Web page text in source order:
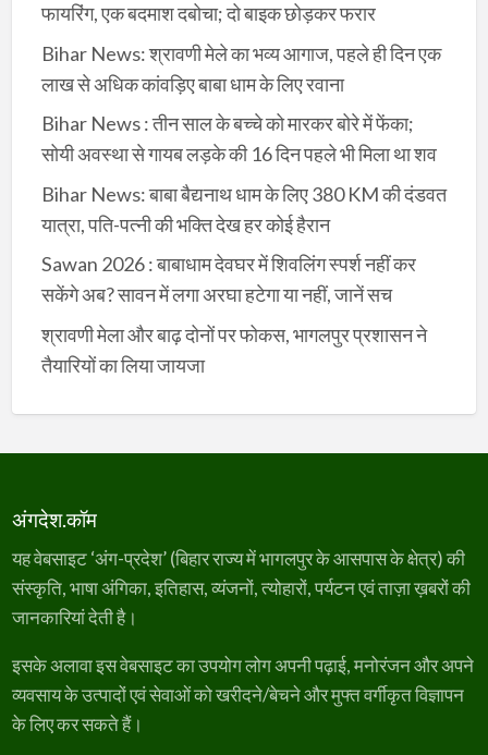
फायरिंग, एक बदमाश दबोचा; दो बाइक छोड़कर फरार
Bihar News: श्रावणी मेले का भव्य आगाज, पहले ही दिन एक
लाख से अधिक कांवड़िए बाबा धाम के लिए रवाना
Bihar News : तीन साल के बच्चे को मारकर बोरे में फेंका;
सोयी अवस्था से गायब लड़के की 16 दिन पहले भी मिला था शव
Bihar News: बाबा बैद्यनाथ धाम के लिए 380 KM की दंडवत
यात्रा, पति-पत्नी की भक्ति देख हर कोई हैरान
Sawan 2026 : बाबाधाम देवघर में शिवलिंग स्पर्श नहीं कर
सकेंगे अब? सावन में लगा अरघा हटेगा या नहीं, जानें सच
श्रावणी मेला और बाढ़ दोनों पर फोकस, भागलपुर प्रशासन ने
तैयारियों का लिया जायजा
अंगदेश.कॉम
यह वेबसाइट ‘अंग-प्रदेश’ (बिहार राज्य में भागलपुर के आसपास के क्षेत्र) की
संस्कृति, भाषा अंगिका, इतिहास, व्यंजनों, त्योहारों, पर्यटन एवं ताज़ा ख़बरों की
जानकारियां देती है।
इसके अलावा इस वेबसाइट का उपयोग लोग अपनी पढ़ाई, मनोरंजन और अपने
व्यवसाय के उत्पादों एवं सेवाओं को खरीदने/बेचने और मुफ्त वर्गीकृत विज्ञापन
के लिए कर सकते हैं।